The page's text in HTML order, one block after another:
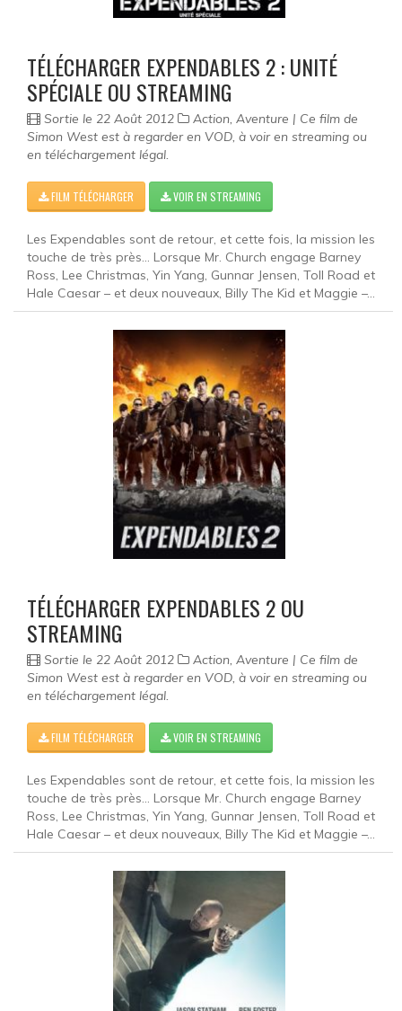
TÉLÉCHARGER EXPENDABLES 2 : UNITÉ
SPÉCIALE OU STREAMING
Sortie le 22 Août 2012
Action, Aventure | Ce film de
Simon West est à regarder en VOD, à voir en streaming ou
en téléchargement légal.
FILM TÉLÉCHARGER VOIR EN STREAMING
Les Expendables sont de retour, et cette fois, la mission les
touche de très près... Lorsque Mr. Church engage Barney
Ross, Lee Christmas, Yin Yang, Gunnar Jensen, Toll Road et
Hale Caesar – et deux nouveaux, Billy The Kid et Maggie –...
TÉLÉCHARGER EXPENDABLES 2 OU
STREAMING
Sortie le 22 Août 2012
Action, Aventure | Ce film de
Simon West est à regarder en VOD, à voir en streaming ou
en téléchargement légal.
FILM TÉLÉCHARGER VOIR EN STREAMING
Les Expendables sont de retour, et cette fois, la mission les
touche de très près... Lorsque Mr. Church engage Barney
Ross, Lee Christmas, Yin Yang, Gunnar Jensen, Toll Road et
Hale Caesar – et deux nouveaux, Billy The Kid et Maggie –...